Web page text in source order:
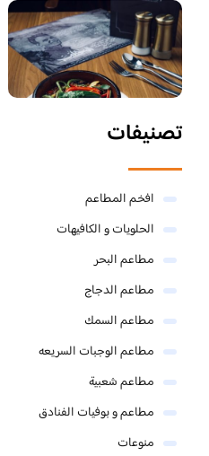
تصنيفات
افخم المطاعم
الحلويات و الكافيهات ‎
مطاعم البحر
مطاعم الدجاج
مطاعم السمك
مطاعم الوجبات السريعه
مطاعم شعبية
مطاعم و بوفيات الفنادق
منوعات